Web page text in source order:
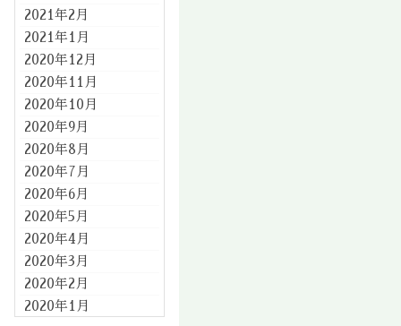
2021年2月
2021年1月
2020年12月
2020年11月
2020年10月
2020年9月
2020年8月
2020年7月
2020年6月
2020年5月
2020年4月
2020年3月
2020年2月
2020年1月